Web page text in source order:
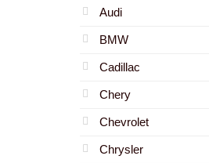
Audi
BMW
Cadillac
Chery
Chevrolet
Chrysler